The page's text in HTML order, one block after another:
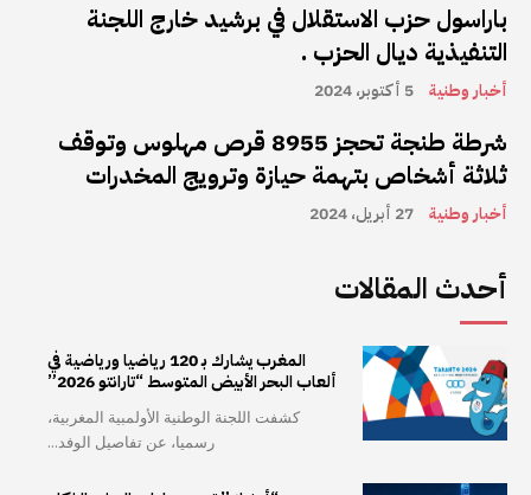
باراسول حزب الاستقلال في برشيد خارج اللجنة
التنفيذية ديال الحزب .
أخبار وطنية 5 أكتوبر، 2024
شرطة طنجة تحجز 8955 قرص مهلوس وتوقف
ثلاثة أشخاص بتهمة حيازة وترويج المخدرات
أخبار وطنية 27 أبريل، 2024
أحدث المقالات
المغرب يشارك بـ 120 رياضيا ورياضية في
ألعاب البحر الأبيض المتوسط “تارانتو 2026”
كشفت اللجنة الوطنية الأولمبية المغربية،
رسميا، عن تفاصيل الوفد...